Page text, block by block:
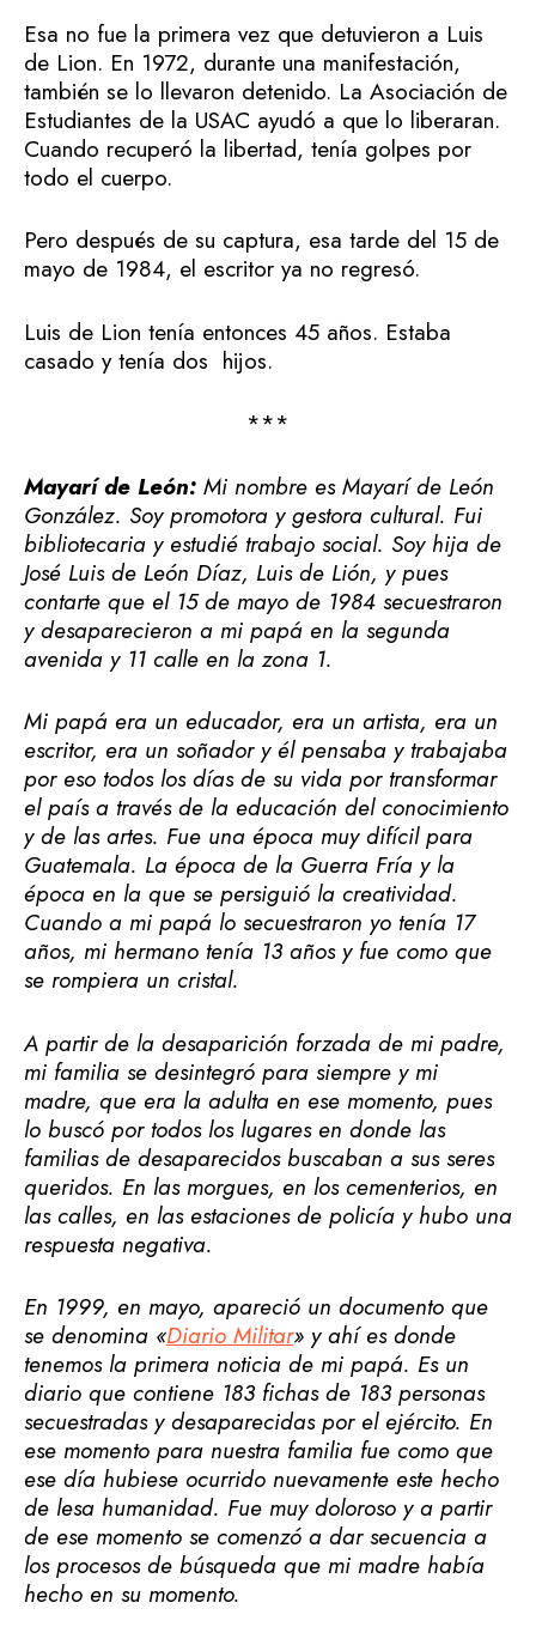
Esa no fue la primera vez que detuvieron a Luis
de Lion. En 1972, durante una manifestación,
también se lo llevaron detenido. La Asociación de
Estudiantes de la USAC ayudó a que lo liberaran.
Cuando recuperó la libertad, tenía golpes por
todo el cuerpo.
Pero después de su captura, esa tarde del 15 de
mayo de 1984, el escritor ya no regresó.
Luis de Lion tenía entonces 45 años. Estaba
casado y tenía dos hijos.
***
Mayarí de León: Mi nombre es Mayarí de León
González. Soy promotora y gestora cultural. Fui
bibliotecaria y estudié trabajo social. Soy hija de
José Luis de León Díaz, Luis de Lión, y pues
contarte que el 15 de mayo de 1984 secuestraron
y desaparecieron a mi papá en la segunda
avenida y 11 calle en la zona 1.
Mi papá era un educador, era un artista, era un
escritor, era un soñador y él pensaba y trabajaba
por eso todos los días de su vida por transformar
el país a través de la educación del conocimiento
y de las artes. Fue una época muy difícil para
Guatemala. La época de la Guerra Fría y la
época en la que se persiguió la creatividad.
Cuando a mi papá lo secuestraron yo tenía 17
años, mi hermano tenía 13 años y fue como que
se rompiera un cristal.
A partir de la desaparición forzada de mi padre,
mi familia se desintegró para siempre y mi
madre, que era la adulta en ese momento, pues
lo buscó por todos los lugares en donde las
familias de desaparecidos buscaban a sus seres
queridos. En las morgues, en los cementerios, en
las calles, en las estaciones de policía y hubo una
respuesta negativa.
En 1999, en mayo, apareció un documento que
se denomina «Diario Militar» y ahí es donde
tenemos la primera noticia de mi papá. Es un
diario que contiene 183 fichas de 183 personas
secuestradas y desaparecidas por el ejército. En
ese momento para nuestra familia fue como que
ese día hubiese ocurrido nuevamente este hecho
de lesa humanidad. Fue muy doloroso y a partir
de ese momento se comenzó a dar secuencia a
los procesos de búsqueda que mi madre había
hecho en su momento.